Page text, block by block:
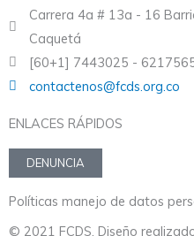
Carrera 4a # 13a - 16
Caquetá
[60+1] 7443025 -
contactenos@fcds.org.co
ENLACES RÁPIDOS
DENUNCIA
Políticas manejo de datos
© 2021 FCDS. Diseño